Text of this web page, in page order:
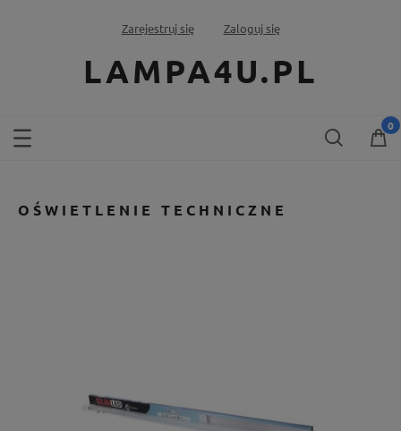
Zarejestruj się Zaloguj się
LAMPA4U.PL
OŚWIETLENIE TECHNICZNE